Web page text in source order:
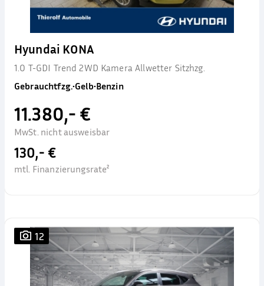
Hyundai KONA
1.0 T-GDI Trend 2WD Kamera Allwetter Sitzhzg.
Gebrauchtfzg.•Gelb•Benzin
11.380,- €
MwSt. nicht ausweisbar
130,- €
mtl. Finanzierungsrate²
12